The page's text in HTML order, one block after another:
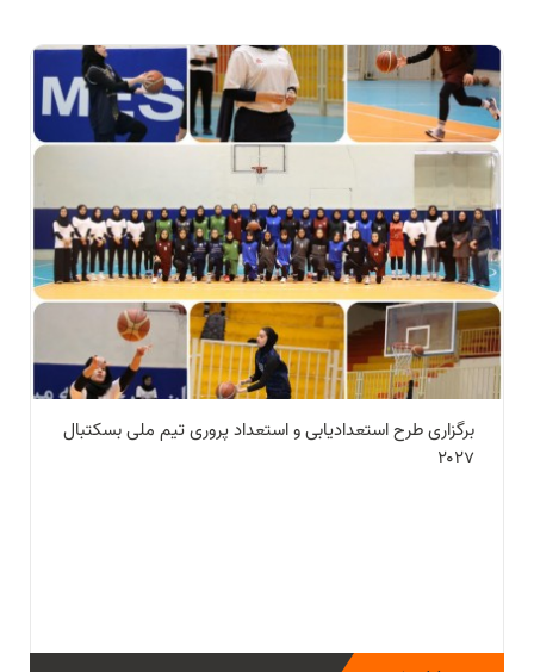
برگزاری طرح استعدادیابی و استعداد پروری تیم ملی بسکتبال
۲۰۲۷